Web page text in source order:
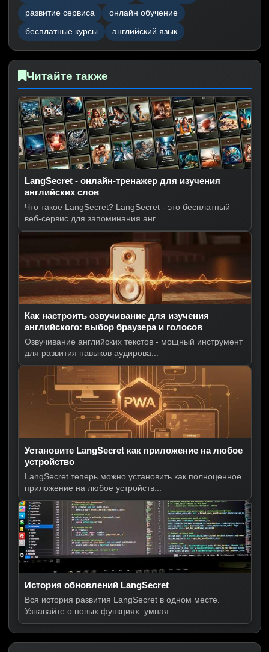
развитие сервиса
онлайн обучение
бесплатные курсы
английский язык
Читайте также
LangSecret - онлайн-тренажер для изучения
английских слов
Что такое LangSecret? LangSecret - это бесплатный
веб-сервис для запоминания анг...
Как настроить озвучивание для изучения
английского: выбор браузера и голосов
Озвучивание английских текстов - мощный инструмент
для развития навыков аудирова...
Установите LangSecret как приложение на любое
устройство
LangSecret теперь можно установить как полноценное
приложение на любое устройств...
История обновлений LangSecret
Вся история развития LangSecret в одном месте.
Узнавайте о новых функциях: умная...